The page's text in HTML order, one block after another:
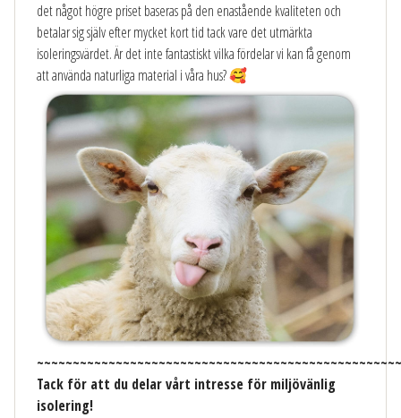
det något högre priset baseras på den enastående kvaliteten och
betalar sig själv efter mycket kort tid tack vare det utmärkta
isoleringsvärdet. Är det inte fantastiskt vilka fördelar vi kan få genom
att använda naturliga material i våra hus? 🥰
Tack för att du delar vårt intresse för miljövänlig
isolering!